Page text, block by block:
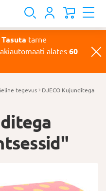
Tasuta tarne
alates 60
tegevus
DJECO Kujunditega